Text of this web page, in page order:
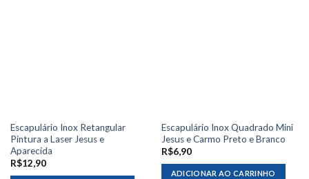
Escapulário Inox Retangular
Pintura a Laser Jesus e
Aparecida
R$12,90
Escapulário Inox Quadrado Mini
Jesus e Carmo Preto e Branco
R$6,90
ADICIONAR AO CARRINHO